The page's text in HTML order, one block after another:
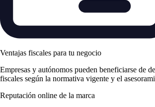
Ventajas fiscales para tu negocio
Empresas y autónomos pueden beneficiarse de
fiscales según la normativa vigente y el
Reputación online de la marca